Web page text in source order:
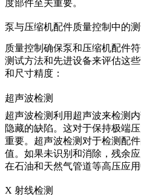
度部件至关重要。
泵与压缩机配件质量控制中的
质量控制确保泵和压缩机配件
测试方法和先进设备来评估这
和尺寸精度：
超声波检测
超声波检测利用超声波来检测
隐藏的缺陷。这对于保持极端
重要。超声波检测对于检测配
值。如果未识别和消除，残余
在石油和天然气管道等高压应用
X 射线检测